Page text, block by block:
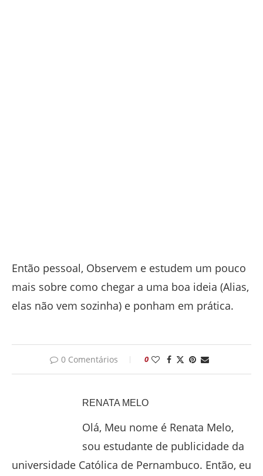
Então pessoal, Observem e estudem um pouco
mais sobre como chegar a uma boa ideia (Alias,
elas não vem sozinha) e ponham em prática.
0 Comentários 0
RENATA MELO
Olá, Meu nome é Renata Melo,
sou estudante de publicidade da
universidade Católica de Pernambuco. Então, eu